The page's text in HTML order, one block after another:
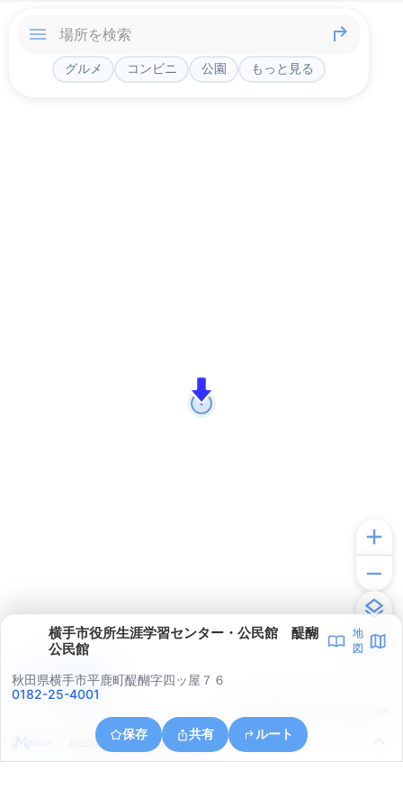
グルメ コンビニ 公園 もっと見る
横手市役所生涯学習センター・公民館 醍醐
公民館
地
図
秋田県横手市平鹿町醍醐字四ッ屋７６
0182-25-4001
保存 共有 ルート
秋田県横手市大屋寺内長谷山甲
アプリで見る